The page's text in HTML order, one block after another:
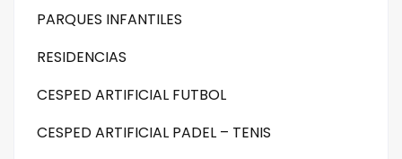
PARQUES INFANTILES
RESIDENCIAS
CESPED ARTIFICIAL FUTBOL
CESPED ARTIFICIAL PADEL – TENIS